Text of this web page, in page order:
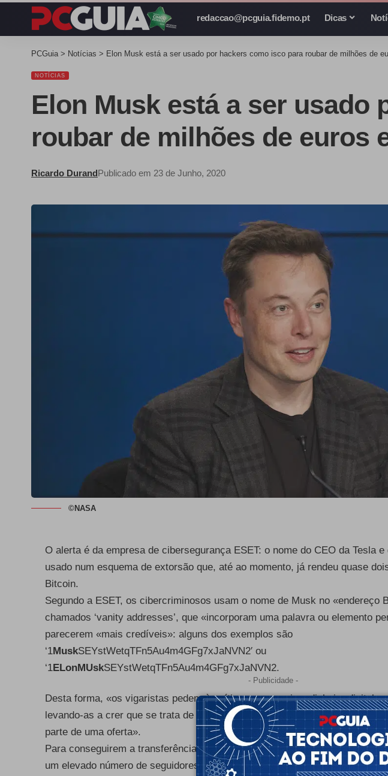
redaccao@pcguia.fidemo.pt Dicas
PCGuia > Notícias > Elon Musk está a ser usado por hackers como isco para roubar de milhões de
NOTÍCIAS
Elon Musk está a ser usado
roubar de milhões de euros
Ricardo DurandPublicado em 23 de Junho, 2020
©NASA
O alerta é da empresa de cibersegurança ESET: o nome do CEO da Tesla
usado num esquema de extorsão que, até ao momento, já rendeu quase
Bitcoin.
Segundo a ESET, os cibercriminosos usam o nome de Musk no «endereço
chamados ‘vanity addresses’, que «incorporam uma palavra ou elemento
parecerem «mais credíveis»: alguns dos exemplos são
‘1MuskSEYstWetqTFn5Au4m4GFg7xJaNVN2′ ou
‘1ELonMUskSEYstWetqTFn5Au4m4GFg7xJaNVN2.
- Publicidade -
Desta forma, «os vigaristas pedem às vítimas que enviem dinheiro digital»
levando-as a crer que se trata de Elon Musk, com a promessa de que vão
parte de uma oferta».
Para conseguirem a transferência de dinheiro, os cibercriminosos roubam
um elevado número de seguidores», rebaptizam-na para fazerem com que